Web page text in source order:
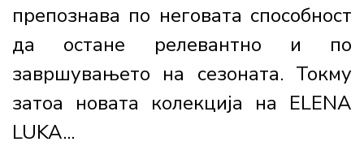
препознава по неговата способност
да остане релевантно и по
завршувањето на сезоната. Токму
затоа новата колекција на ELENA
LUKA...